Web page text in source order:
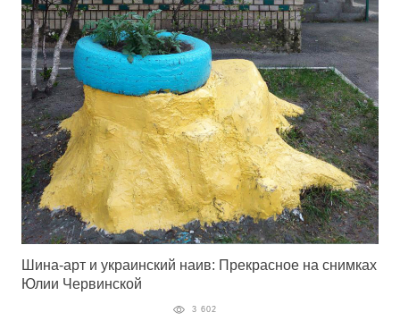
Шина-арт и украинский наив: Прекрасное на снимках
Юлии Червинской
3 602